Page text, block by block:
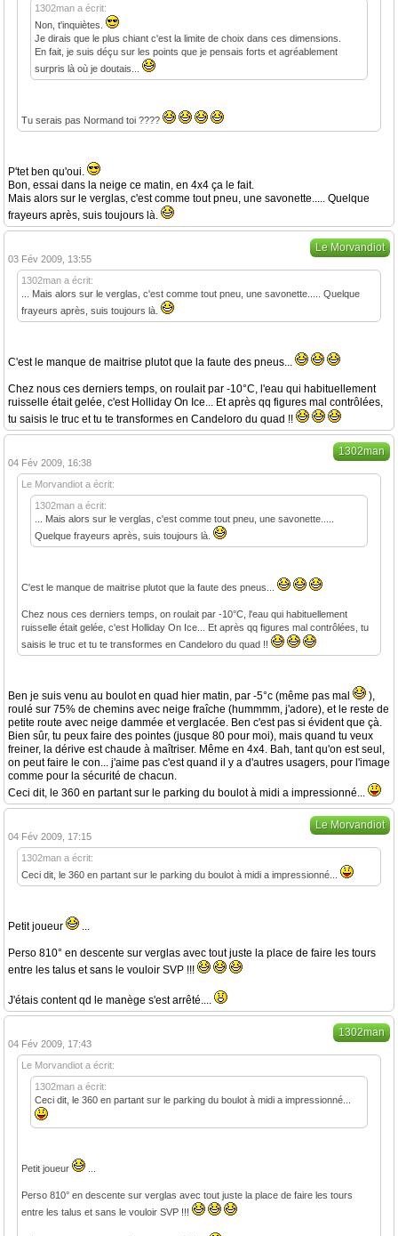
1302man a écrit:
Non, t'inquiètes.
Je dirais que le plus chiant c'est la limite de choix dans ces dimensions.
En fait, je suis déçu sur les points que je pensais forts et agréablement
surpris là où je doutais...
Tu serais pas Normand toi ????
P'tet ben qu'oui.
Bon, essai dans la neige ce matin, en 4x4 ça le fait.
Mais alors sur le verglas, c'est comme tout pneu, une savonette..... Quelque
frayeurs après, suis toujours là.
Le Morvandiot
03 Fév 2009, 13:55
1302man a écrit:
... Mais alors sur le verglas, c'est comme tout pneu, une savonette..... Quelque
frayeurs après, suis toujours là.
C'est le manque de maitrise plutot que la faute des pneus...
Chez nous ces derniers temps, on roulait par -10°C, l'eau qui habituellement
ruisselle était gelée, c'est Holliday On Ice... Et après qq figures mal contrôlées,
tu saisis le truc et tu te transformes en Candeloro du quad !!
1302man
04 Fév 2009, 16:38
Le Morvandiot a écrit:
1302man a écrit:
... Mais alors sur le verglas, c'est comme tout pneu, une savonette.....
Quelque frayeurs après, suis toujours là.
C'est le manque de maitrise plutot que la faute des pneus...
Chez nous ces derniers temps, on roulait par -10°C, l'eau qui habituellement
ruisselle était gelée, c'est Holliday On Ice... Et après qq figures mal contrôlées, tu
saisis le truc et tu te transformes en Candeloro du quad !!
Ben je suis venu au boulot en quad hier matin, par -5°c (même pas mal
),
roulé sur 75% de chemins avec neige fraîche (hummmm, j'adore), et le reste de
petite route avec neige dammée et verglacée. Ben c'est pas si évident que çà.
Bien sûr, tu peux faire des pointes (jusque 80 pour moi), mais quand tu veux
freiner, la dérive est chaude à maîtriser. Même en 4x4. Bah, tant qu'on est seul,
on peut faire le con... j'aime pas c'est quand il y a d'autres usagers, pour l'image
comme pour la sécurité de chacun.
Ceci dit, le 360 en partant sur le parking du boulot à midi a impressionné...
Le Morvandiot
04 Fév 2009, 17:15
1302man a écrit:
Ceci dit, le 360 en partant sur le parking du boulot à midi a impressionné...
Petit joueur ...
Perso 810° en descente sur verglas avec tout juste la place de faire les tours
entre les talus et sans le vouloir SVP !!!
J'étais content qd le manège s'est arrêté....
1302man
04 Fév 2009, 17:43
Le Morvandiot a écrit:
1302man a écrit:
Ceci dit, le 360 en partant sur le parking du boulot à midi a impressionné...
Petit joueur
Perso 810° en descente sur verglas avec tout juste la place de faire les tours
entre les talus et sans le vouloir SVP !!!